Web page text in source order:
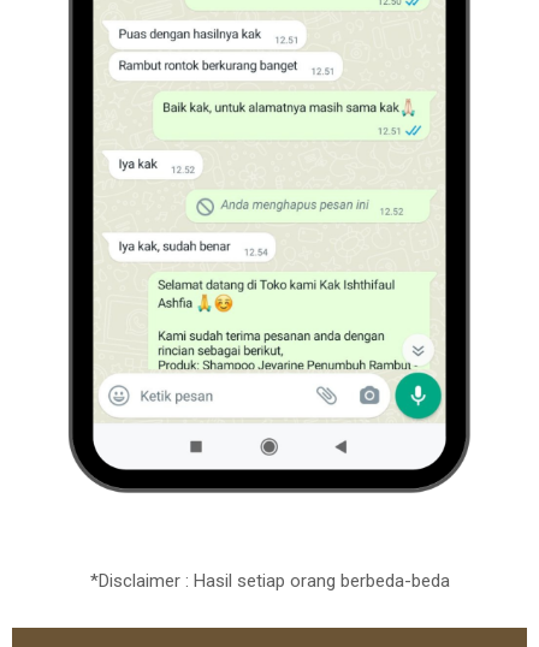
*Disclaimer : Hasil setiap orang berbeda-beda